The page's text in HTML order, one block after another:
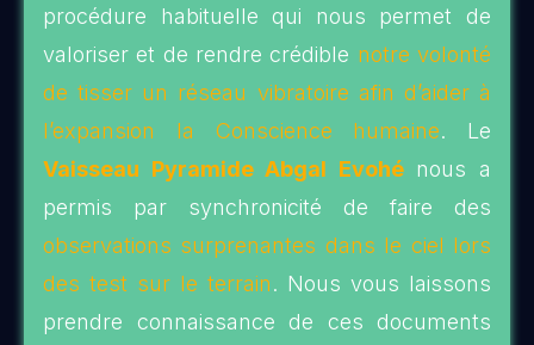
procédure habituelle qui nous permet de
valoriser et de rendre crédible notre volonté
de tisser un réseau vibratoire afin d’aider à
l’expansion la Conscience humaine. Le
Vaisseau Pyramide Abgal Evohénous a
permis par synchronicité de faire des
observations surprenantes dans le ciel lors
des test sur le terrain. Nous vous laissons
prendre connaissance de ces documents